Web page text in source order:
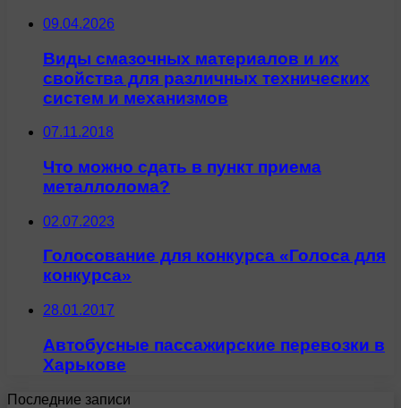
09.04.2026
Виды смазочных материалов и их
свойства для различных технических
систем и механизмов
07.11.2018
Что можно сдать в пункт приема
металлолома?
02.07.2023
Голосование для конкурса «Голоса для
конкурса»
28.01.2017
Автобусные пассажирские перевозки в
Харькове
Последние записи